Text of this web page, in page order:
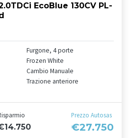
EcoBlue 130CV PL-
Furgone, 4 porte
Frozen White
Cambio Manuale
Trazione anteriore
Prezzo Autosas
€27.750